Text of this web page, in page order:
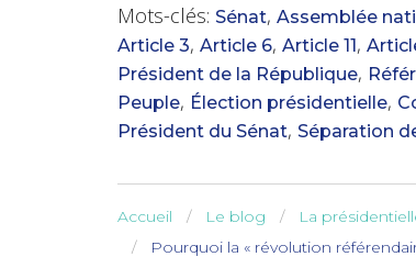
Mots-clés: Sénat, Assemblée
Article 3, Article 6, Article 11,
Président de la République,
Peuple, Élection présidentielle,
Président du Sénat, Séparation
Accueil Le blog
La
Pourquoi la « révolution